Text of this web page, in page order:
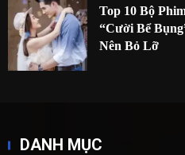
Top 10 Bộ
“Cười Bể
Nên Bỏ Lỡ
DANH MỤC